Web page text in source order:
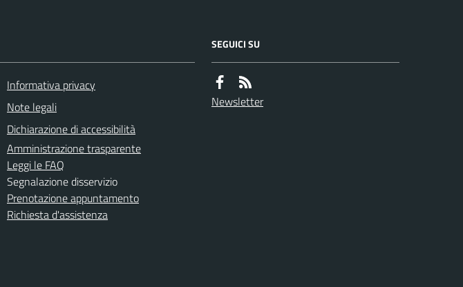
Informativa privacy
Note legali
Dichiarazione di accessibilità
Amministrazione trasparente
Leggi le FAQ
Segnalazione disservizio
Prenotazione appuntamento
Richiesta d'assistenza
SEGUICI SU
Newsletter